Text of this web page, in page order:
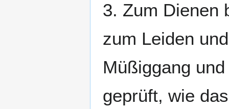
3. Zum Dienen
zum Leiden
Müßiggang
geprüft, wie